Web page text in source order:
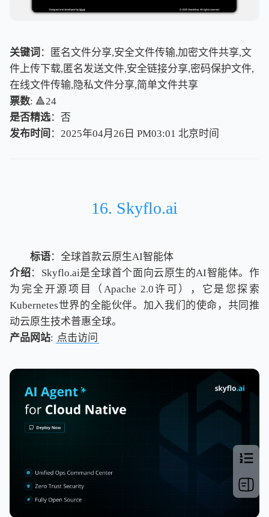
关键词 ：匿名文件分享,安全文件传输,加密文件共享,文
件上传下载,匿名发送文件,安全链接分享,密码保护文件,
在线文件传输,隐私文件分享,简单文件共享
票数: 🔺24
是否精选：否
发布时间 ：2025年04月26日 PM03:01 北京时间
北京时间
16. Skyflo.ai
标语：全球首款云原生AI智能体
介绍：Skyflo.ai是全球首个面向云原生的AI智能体。作
为完全开源项目（Apache 2.0许可），它是您探索
Kubernetes世界的全能伙伴。加入我们的使命，共同推
动云原生技术普惠全球。
产品网站: 点击访问